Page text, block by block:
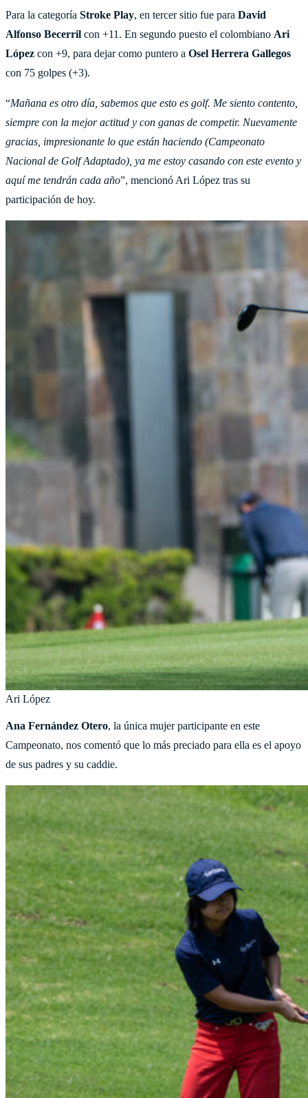
Para la categoría Stroke Play, en tercer sitio fue para David
Alfonso Becerril con +11. En segundo puesto el colombiano Ari
López con +9, para dejar como puntero a Osel Herrera Gallegos
con 75 golpes (+3).
“Mañana es otro día, sabemos que esto es golf. Me siento contento,
siempre con la mejor actitud y con ganas de competir. Nuevamente
gracias, impresionante lo que están haciendo (Campeonato
Nacional de Golf Adaptado), ya me estoy casando con este evento y
aquí me tendrán cada año”, mencionó Ari López tras su
participación de hoy.
Ari López
Ana Fernández Otero, la única mujer participante en este
Campeonato, nos comentó que lo más preciado para ella es el apoyo
de sus padres y su caddie.